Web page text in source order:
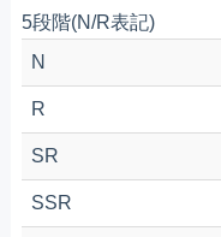
5段階(N/R表記)
N
R
SR
SSR